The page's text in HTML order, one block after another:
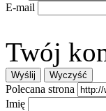
E-mail
Twój
Polecana strona
Imię